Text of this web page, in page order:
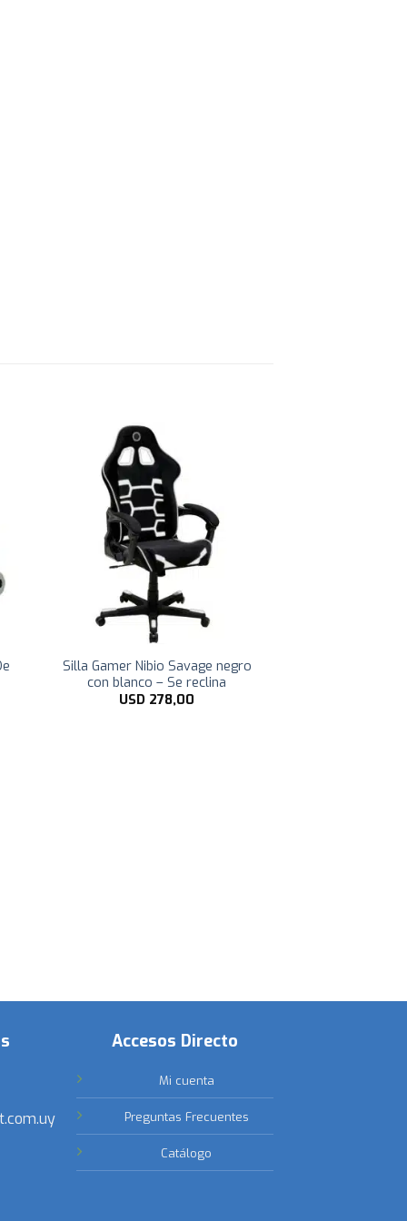
Silla Gamer Nibio Savage negro
con blanco – Se reclina
USD 278,00
Accesos Directo
Mi cuenta
Preguntas Frecuentes
Catálogo